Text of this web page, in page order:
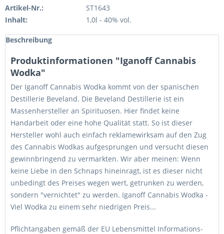
Artikel-Nr.:
ST1643
Inhalt:
1,0l - 40% vol.
Beschreibung
Produktinformationen "Iganoff Cannabis
Wodka"
Der Iganoff Cannabis Wodka kommt von der spanischen
Destillerie Beveland. Die Beveland Destillerie ist ein
Massenhersteller an Spirituosen. Hier findet keine
Handarbeit oder eine hohe Qualität statt. So ist dieser
Hersteller wohl auch einfach reklamewirksam auf den Zug
des Cannabis Wodkas aufgesprungen und versucht diesen
gewinnbringend zu vermarkten. Wir aber meinen: Wenn
keine Liebe in den Schnaps hineinragt, ist es dieser nicht
unbedingt des Preises wegen wert, getrunken zu werden,
sondern "vernichtet" zu werden. Iganoff Cannabis Wodka -
Viel Wodka zu einem sehr niedrigen Preis...
Pflichtangaben gemäß der EU Lebensmittel Informations-